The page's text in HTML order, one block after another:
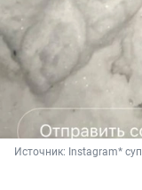
Источник: Instagram*